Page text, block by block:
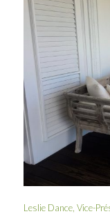
Leslie Dance, Vice-